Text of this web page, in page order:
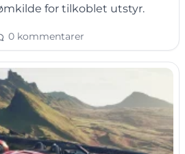
for tilkoblet utstyr.
0 kommentarer